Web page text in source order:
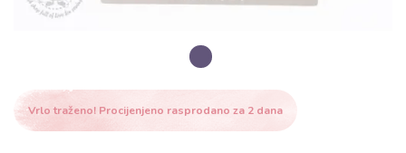
Vrlo traženo! Procijenjeno rasprodano za 2 dana